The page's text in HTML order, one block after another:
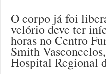
O corpo já foi
velório deve ter
horas no Centro
Smith
Hospital Regional